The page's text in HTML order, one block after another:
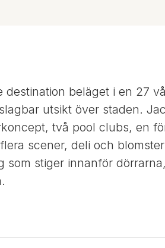
beläget i en 27
utsikt över staden.
två pool clubs, en
scener, deli och
som stiger innanför